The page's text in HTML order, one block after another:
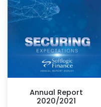
Annual Report
2020/2021